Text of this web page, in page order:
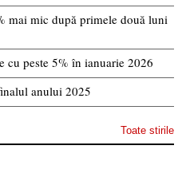
mai mic după primele două luni
cu peste 5% în ianuarie 2026
anului 2025
Toate stirile